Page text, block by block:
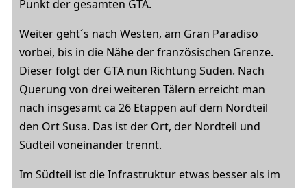
Punkt der gesamten GTA.
Weiter geht´s nach Westen, am Gran Paradiso
vorbei, bis in die Nähe der französischen Grenze.
Dieser folgt der GTA nun Richtung Süden. Nach
Querung von drei weiteren Tälern erreicht man
nach insgesamt ca 26 Etappen auf dem Nordteil
den Ort Susa. Das ist der Ort, der Nordteil und
Südteil voneinander trennt.
Im Südteil ist die Infrastruktur etwas besser als im